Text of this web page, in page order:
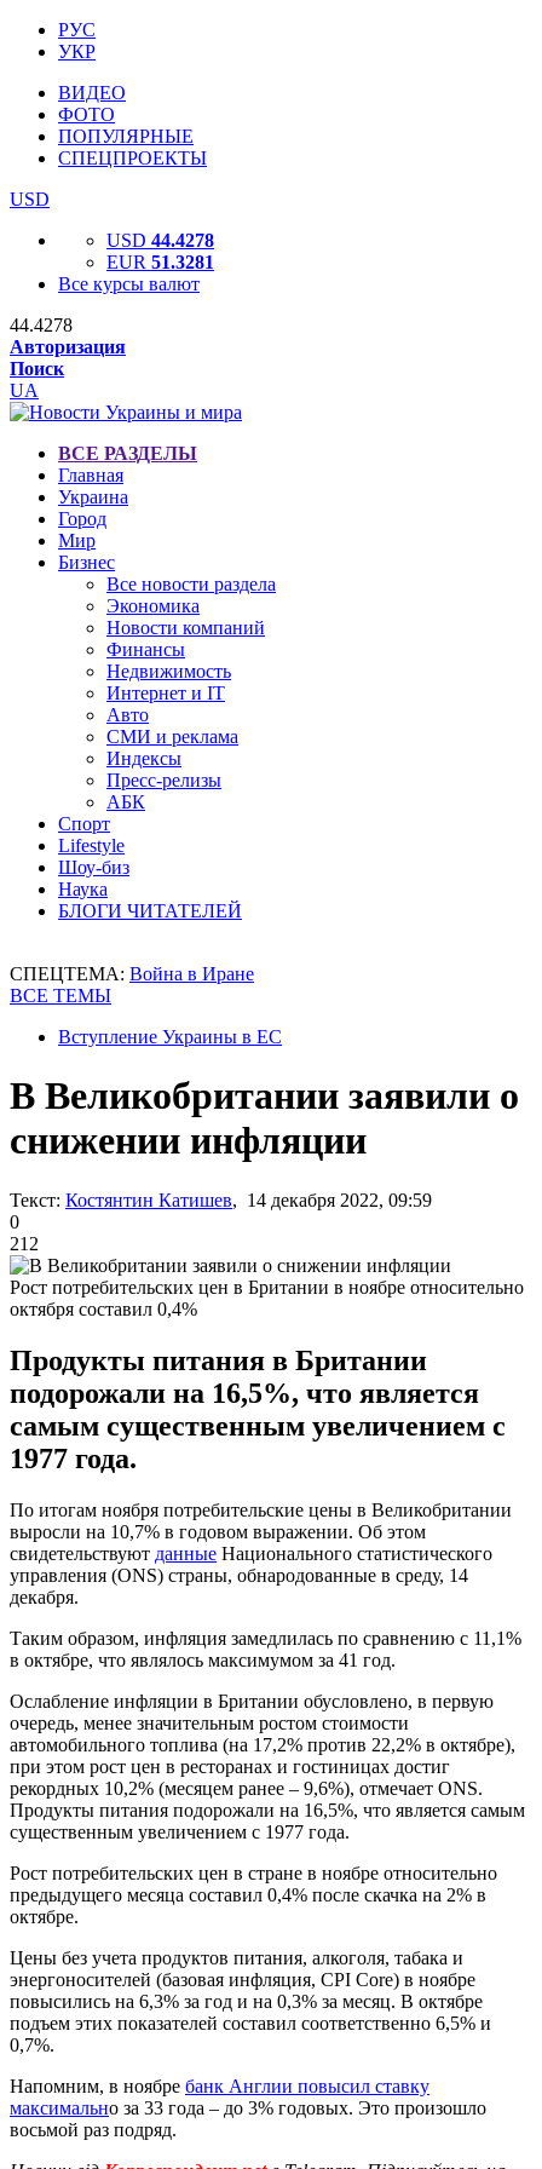
РУС
УКР
ВИДЕО
ФОТО
ПОПУЛЯРНЫЕ
СПЕЦПРОЕКТЫ
USD
USD 44.4278
EUR 51.3281
Все курсы валют
44.4278
Авторизация
Поиск
UA
ВСЕ РАЗДЕЛЫ
Главная
Украина
Город
Мир
Бизнес
Все новости раздела
Экономика
Новости компаний
Финансы
Недвижимость
Интернет и IT
Авто
СМИ и реклама
Индексы
Пресс-релизы
АБК
Спорт
Lifestyle
Шоу-биз
Наука
БЛОГИ ЧИТАТЕЛЕЙ
СПЕЦТЕМА: Война в Иране
ВСЕ ТЕМЫ
Вступление Украины в ЕС
В Великобритании заявили о
снижении инфляции
Текст: Костянтин Катишев, 14 декабря 2022, 09:59
0
212
Рост потребительских цен в Британии в ноябре относительно
октября составил 0,4%
Продукты питания в Британии
подорожали на 16,5%, что является
самым существенным увеличением с
1977 года.
По итогам ноября потребительские цены в Великобритании
выросли на 10,7% в годовом выражении. Об этом
свидетельствуют данные Национального статистического
управления (ONS) страны, обнародованные в среду, 14
декабря.
Таким образом, инфляция замедлилась по сравнению с 11,1%
в октябре, что являлось максимумом за 41 год.
Ослабление инфляции в Британии обусловлено, в первую
очередь, менее значительным ростом стоимости
автомобильного топлива (на 17,2% против 22,2% в октябре),
при этом рост цен в ресторанах и гостиницах достиг
рекордных 10,2% (месяцем ранее – 9,6%), отмечает ONS.
Продукты питания подорожали на 16,5%, что является самым
существенным увеличением с 1977 года.
Рост потребительских цен в стране в ноябре относительно
предыдущего месяца составил 0,4% после скачка на 2% в
октябре.
Цены без учета продуктов питания, алкоголя, табака и
энергоносителей (базовая инфляция, CPI Core) в ноябре
повысились на 6,3% за год и на 0,3% за месяц. В октябре
подъем этих показателей составил соответственно 6,5% и
0,7%.
Напомним, в ноябре банк Англии повысил ставку
максимально за 33 года – до 3% годовых. Это произошло
восьмой раз подряд.